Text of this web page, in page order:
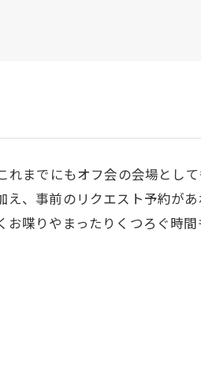
までにもオフ会の会場とし
、事前のリクエスト予約が
喋りやまったりくつろぐ時